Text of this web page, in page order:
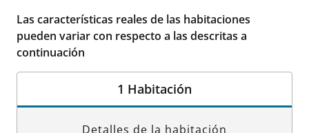
Las características reales de las habitaciones
pueden variar con respecto a las descritas a
continuación
1 Habitación
Detalles de la habitación